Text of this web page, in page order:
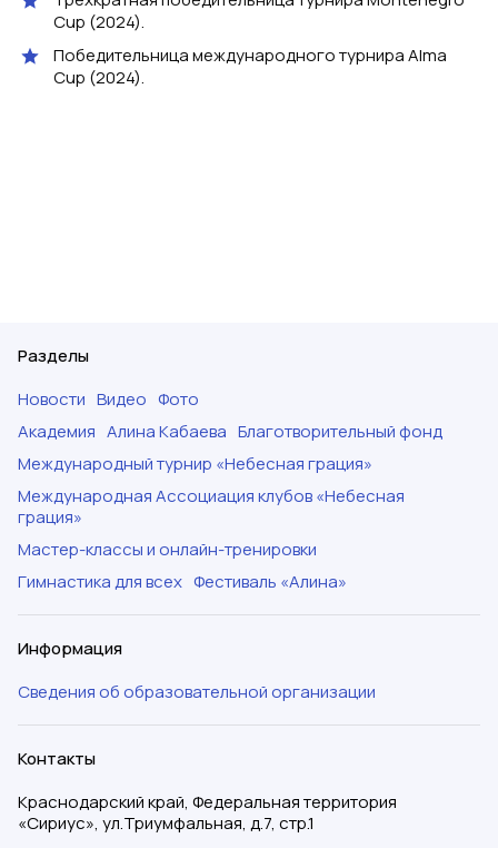
Cup (2024).
Победительница международного турнира Alma
Cup (2024).
Разделы
Новости Видео Фото
Академия Алина Кабаева Благотворительный фонд
Международный турнир «Небесная грация»
Международная Ассоциация клубов «Небесная
грация»
Мастер-классы и онлайн-тренировки
Гимнастика для всех Фестиваль «Алина»
Информация
Сведения об образовательной организации
Контакты
Краснодарский край, Федеральная территория
«Сириус», ул.Триумфальная, д.7, стр.1